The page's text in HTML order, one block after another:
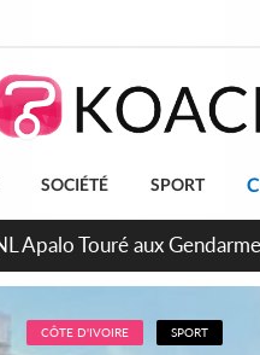
SOCIÉTÉ SPORT
en
CÔTE D'IVOIRE SPORT